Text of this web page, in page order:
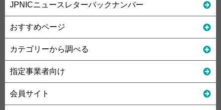
JPNICニュースレターバックナンバー
おすすめページ
カテゴリーから調べる
指定事業者向け
会員サイト